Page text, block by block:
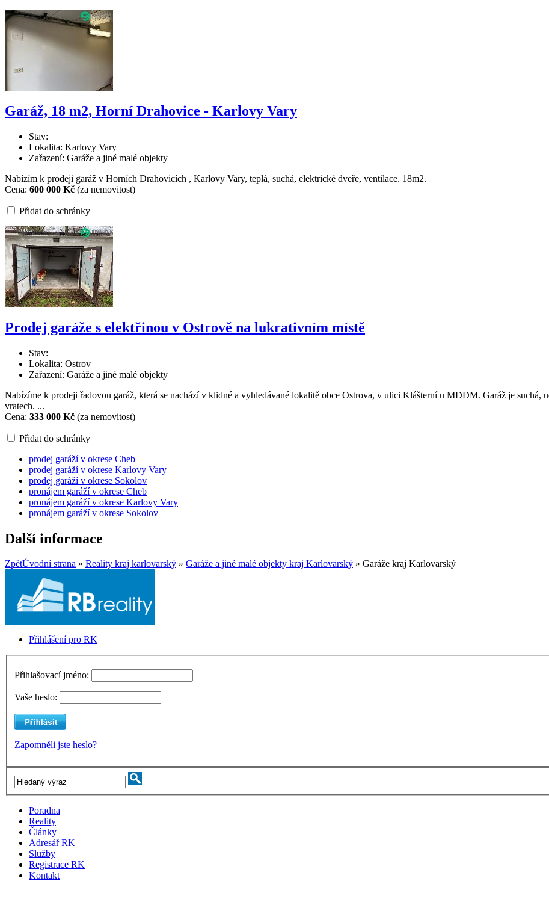
Garáž, 18 m2, Horní Drahovice - Karlovy Vary
Stav:
Lokalita: Karlovy Vary
Zařazení: Garáže a jiné malé objekty
Nabízím k prodeji garáž v Horních Drahovicích , Karlovy Vary, teplá, suchá, elektrické dveře, ventilace. 18m2.
Cena: 600 000 Kč (za nemovitost)
Přidat do schránky
Prodej garáže s elektřinou v Ostrově na lukrativním místě
Stav:
Lokalita: Ostrov
Zařazení: Garáže a jiné malé objekty
Nabízíme k prodeji řadovou garáž, která se nachází v klidné a vyhledávané lokalitě obce Ostrova, v ulici Klášterní u MDDM. Garáž je suchá,
vratech. ...
Cena: 333 000 Kč (za nemovitost)
Přidat do schránky
prodej garáží v okrese Cheb
prodej garáží v okrese Karlovy Vary
prodej garáží v okrese Sokolov
pronájem garáží v okrese Cheb
pronájem garáží v okrese Karlovy Vary
pronájem garáží v okrese Sokolov
Další informace
ZpětÚvodní strana » Reality kraj karlovarský » Garáže a jiné malé objekty kraj Karlovarský » Garáže kraj Karlovarský
Přihlášení pro RK
Přihlašovací jméno:
Vaše heslo:
Zapomněli jste heslo?
Poradna
Reality
Články
Adresář RK
Služby
Registrace RK
Kontakt